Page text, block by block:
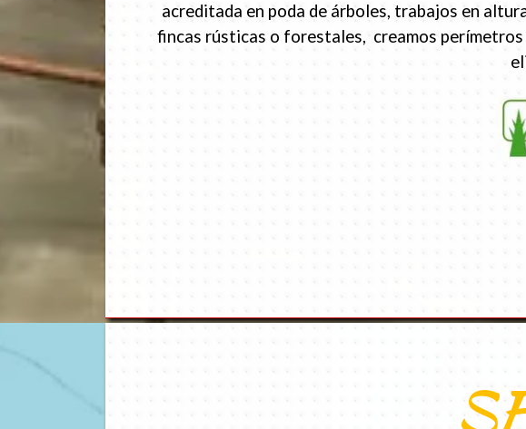
acreditada en poda de árboles, trabajos en
fincas rústicas o forestales, creamos